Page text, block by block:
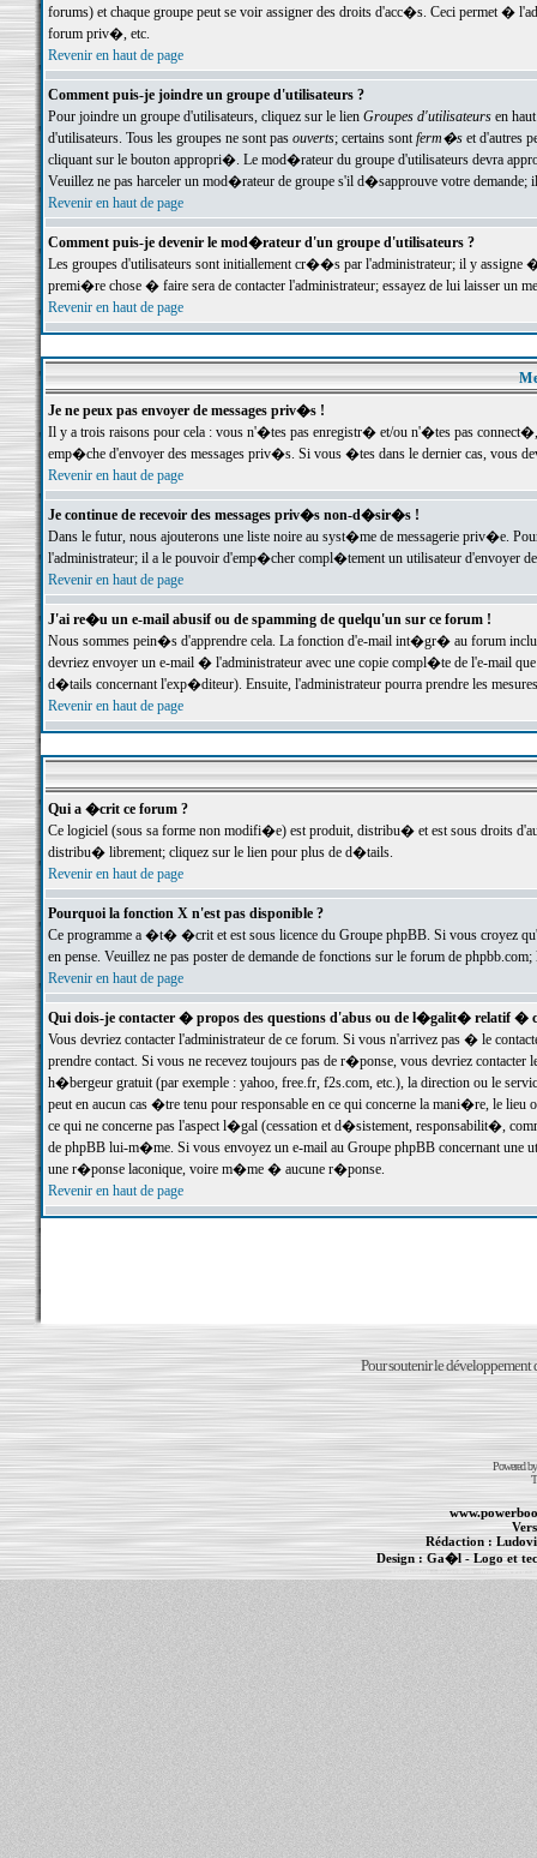
forums) et chaque groupe peut se voir assigner des droits d'acc�s. Ceci permet
forum priv�, etc.
Revenir en haut de page
Comment puis-je joindre un groupe d'utilisateurs ?
Pour joindre un groupe d'utilisateurs, cliquez sur le lien Groupes d'utilisateursen haut
d'utilisateurs. Tous les groupes ne sont pas ouverts; certains sontferm�set d'autres
cliquant sur le bouton appropri�. Le mod�rateur du groupe d'utilisateurs devra
Veuillez ne pas harceler un mod�rateur de groupe s'il d�sapprouve votre demande;
Revenir en haut de page
Comment puis-je devenir le mod�rateur d'un groupe d'utilisateurs ?
Les groupes d'utilisateurs sont initiallement cr��s par l'administrateur; il y
premi�re chose � faire sera de contacter l'administrateur; essayez de lui laisser un
Revenir en haut de page
Je ne peux pas envoyer de messages priv�s !
Il y a trois raisons pour cela : vous n'�tes pas enregistr� et/ou n'�tes pas
emp�che d'envoyer des messages priv�s. Si vous �tes dans le dernier cas, vous
Revenir en haut de page
Je continue de recevoir des messages priv�s non-d�sir�s !
Dans le futur, nous ajouterons une liste noire au syst�me de messagerie priv�e.
l'administrateur; il a le pouvoir d'emp�cher compl�tement un utilisateur d'envoyer
Revenir en haut de page
J'ai re�u un e-mail abusif ou de spamming de quelqu'un sur ce forum !
Nous sommes pein�s d'apprendre cela. La fonction d'e-mail int�gr� au forum inclut
devriez envoyer un e-mail � l'administrateur avec une copie compl�te de l'e-mail
d�tails concernant l'exp�diteur). Ensuite, l'administrateur pourra prendre les
Revenir en haut de page
Qui a �crit ce forum ?
Ce logiciel (sous sa forme non modifi�e) est produit, distribu� et est sous droits
distribu� librement; cliquez sur le lien pour plus de d�tails.
Revenir en haut de page
Pourquoi la fonction X n'est pas disponible ?
Ce programme a �t� �crit et est sous licence du Groupe phpBB. Si vous croyez
en pense. Veuillez ne pas poster de demande de fonctions sur le forum de
Revenir en haut de page
Qui dois-je contacter � propos des questions d'abus ou de l�galit� relatif �
Vous devriez contacter l'administrateur de ce forum. Si vous n'arrivez pas � le
prendre contact. Si vous ne recevez toujours pas de r�ponse, vous devriez
h�bergeur gratuit (par exemple : yahoo, free.fr, f2s.com, etc.), la direction ou le
peut en aucun cas �tre tenu pour responsable en ce qui concerne la mani�re, le
ce qui ne concerne pas l'aspect l�gal (cessation et d�sistement, responsabilit�,
de phpBB lui-m�me. Si vous envoyez un e-mail au Groupe phpBB concernant une
une r�ponse laconique, voire m�me � aucune r�ponse.
Revenir en haut de page
Pour soutenir le développement
Powered
Rédaction :
Design :Ga�l- Logo et
Informations :